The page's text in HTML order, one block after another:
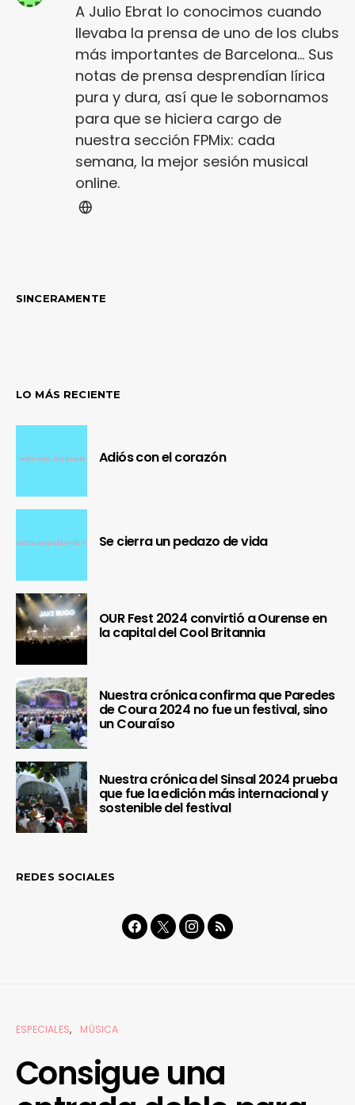
A Julio Ebrat lo conocimos cuando
llevaba la prensa de uno de los clubs
más importantes de Barcelona... Sus
notas de prensa desprendían lírica
pura y dura, así que le sobornamos
para que se hiciera cargo de
nuestra sección FPMix: cada
semana, la mejor sesión musical
online.
SINCERAMENTE
LO MÁS RECIENTE
Adiós con el corazón
Se cierra un pedazo de vida
OUR Fest 2024 convirtió a Ourense en
la capital del Cool Britannia
Nuestra crónica confirma que Paredes
de Coura 2024 no fue un festival, sino
un Couraíso
Nuestra crónica del Sinsal 2024 prueba
que fue la edición más internacional y
sostenible del festival
REDES SOCIALES
ESPECIALES MÚSICA
Consigue una